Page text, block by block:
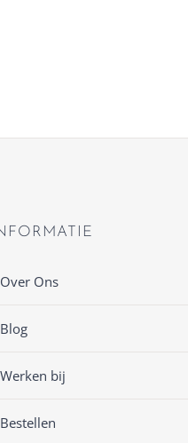
Over Ons
Blog
Werken bij
Bestellen